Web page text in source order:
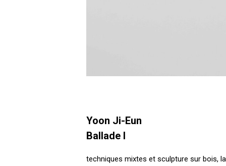
Yoon Ji-Eun
Ballade I
techniques mixtes et sculpture sur bois,